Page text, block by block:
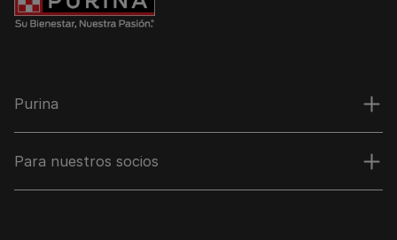
Purina
Para nuestros socios